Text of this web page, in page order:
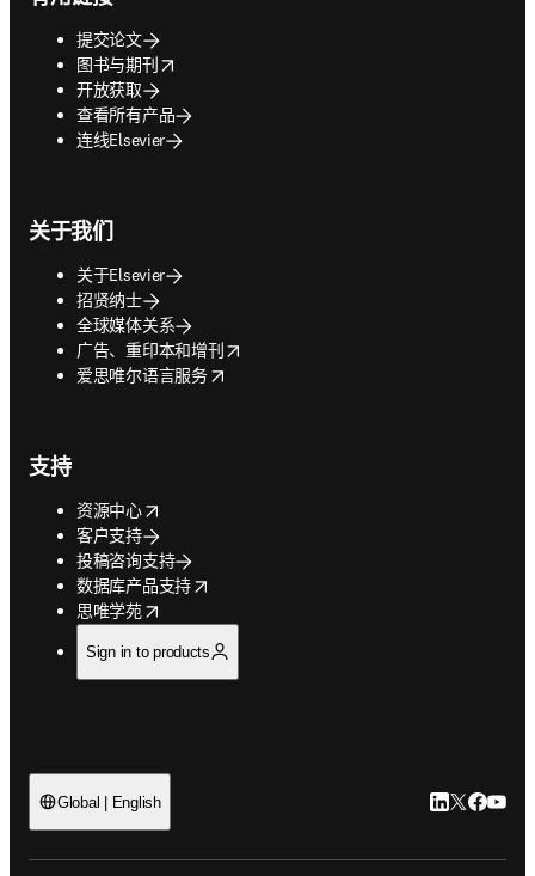
提交论文
图书与期刊
opens in new tab/window
开放获取
查看所有产品
连线Elsevier
关于我们
关于Elsevier
招贤纳士
全球媒体关系
广告、重印本和增刊
opens in new tab/window
爱思唯尔语言服务
opens in new tab/window
支持
资源中心
opens in new tab/window
客户支持
投稿咨询支持
数据库产品支持
opens in new tab/window
思唯学苑
opens in new tab/window
Sign in to products
Global | English LinkedIn 在
Twitter 在